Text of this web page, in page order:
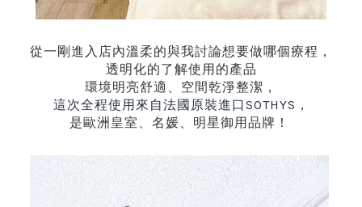
從一剛進入店內溫柔的與我討論想要做哪個療程，
透明化的了解使用的產品
環境明亮舒適、空間乾淨整潔，
這次全程使用來自法國原裝進口SOTHYS ，
是歐洲皇室、名媛、明星御用品牌！